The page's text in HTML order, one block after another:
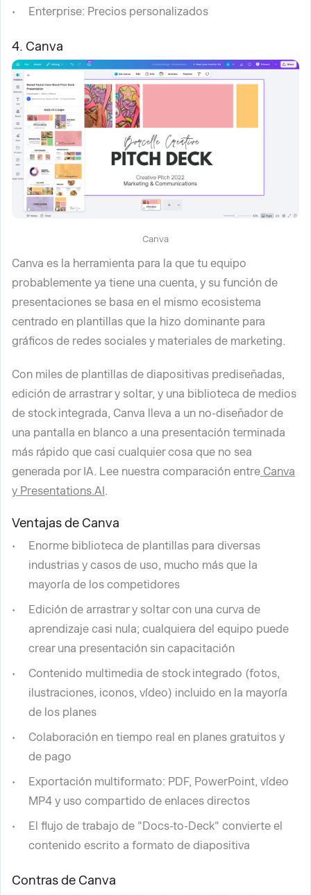
Enterprise: Precios personalizados
4. Canva
Canva
Canva es la herramienta para la que tu equipo
probablemente ya tiene una cuenta, y su función de
presentaciones se basa en el mismo ecosistema
centrado en plantillas que la hizo dominante para
gráficos de redes sociales y materiales de marketing.
Con miles de plantillas de diapositivas prediseñadas,
edición de arrastrar y soltar, y una biblioteca de medios
de stock integrada, Canva lleva a un no-diseñador de
una pantalla en blanco a una presentación terminada
más rápido que casi cualquier cosa que no sea
generada por IA. Lee nuestra comparación entre Canva
y Presentations.AI.
Ventajas de Canva
Enorme biblioteca de plantillas para diversas
industrias y casos de uso, mucho más que la
mayoría de los competidores
Edición de arrastrar y soltar con una curva de
aprendizaje casi nula; cualquiera del equipo puede
crear una presentación sin capacitación
Contenido multimedia de stock integrado (fotos,
ilustraciones, iconos, vídeo) incluido en la mayoría
de los planes
Colaboración en tiempo real en planes gratuitos y
de pago
Exportación multiformato: PDF, PowerPoint, vídeo
MP4 y uso compartido de enlaces directos
El flujo de trabajo de "Docs-to-Deck" convierte el
contenido escrito a formato de diapositiva
Contras de Canva